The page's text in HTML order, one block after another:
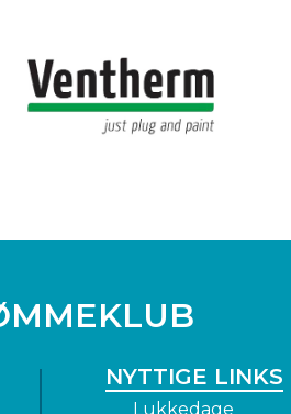
NYTTIGE LINKS
Lukkedage